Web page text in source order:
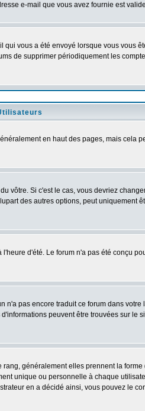
e-mail que vous avez fournie est
vous a été envoyé lorsque vous vous
de supprimer périodiquement les
en haut des pages, mais cela
vôtre. Si c'est le cas, vous devriez
des autres options, peut uniquement
d'été. Le forum n'a pas été conçu
pas encore traduit ce forum dans
peuvent être trouvées sur le
généralement elles prennent la
unique ou personnelle à chaque
en a décidé ainsi, vous pouvez le